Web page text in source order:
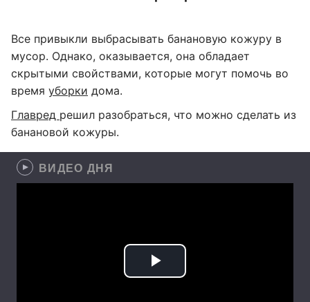
Все привыкли выбрасывать банановую кожуру в
мусор. Однако, оказывается, она обладает
скрытыми свойствами, которые могут помочь во
время уборки дома.
Главред решил разобраться, что можно сделать из
банановой кожуры.
ВИДЕО ДНЯ